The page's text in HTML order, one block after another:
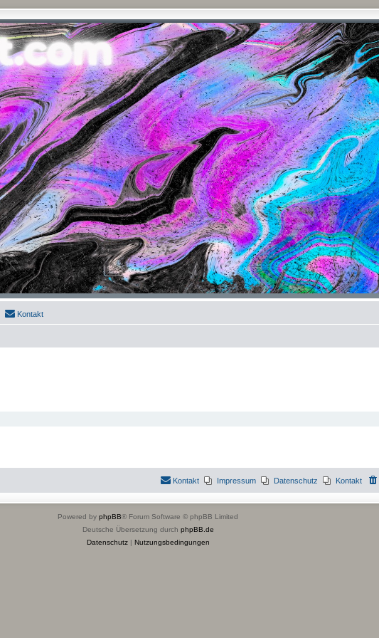
Kontakt
Kontakt
Datenschutz
Impressum
Kontakt
Powered by phpBB® Forum Software © phpBB Limited
Deutsche Übersetzung durch phpBB.de
Datenschutz| Nutzungsbedingungen